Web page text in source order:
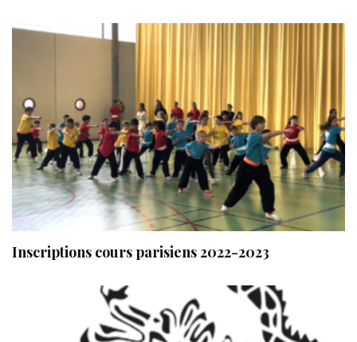
Inscriptions cours parisiens 2022-2023